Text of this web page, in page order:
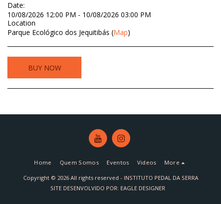
Date:
10/08/2026 12:00 PM - 10/08/2026 03:00 PM
Location
Parque Ecológico dos Jequitibás (Map)
BUY NOW
Home Quem Somos Eventos Videos More
Copyright © 2026 All rights reserved - INSTITUTO PEDAL DA SERRA
SITE DESENVOLVIDO POR: EAGLE DESIGNER